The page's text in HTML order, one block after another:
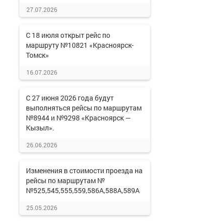
27.07.2026
С 18 июля открыт рейс по
маршруту №10821 «Красноярск-
Томск»
16.07.2026
С 27 июня 2026 года будут
выполняться рейсы по маршрутам
№8944 и №9298 «Красноярск —
Кызыл».
26.06.2026
Изменения в стоимости проезда на
рейсы по маршрутам №
№525,545,555,559,586А,588А,589А
25.05.2026